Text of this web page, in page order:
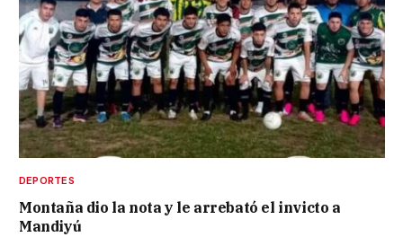
DEPORTES
Montaña dio la nota y le arrebató el invicto a
Mandiyú